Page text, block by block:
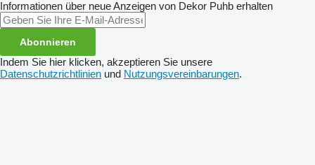
Informationen über neue Anzeigen von Dekor Puhb erhalten
Abonnieren
Indem Sie hier klicken, akzeptieren Sie unsere
Datenschutzrichtlinien und Nutzungsvereinbarungen.